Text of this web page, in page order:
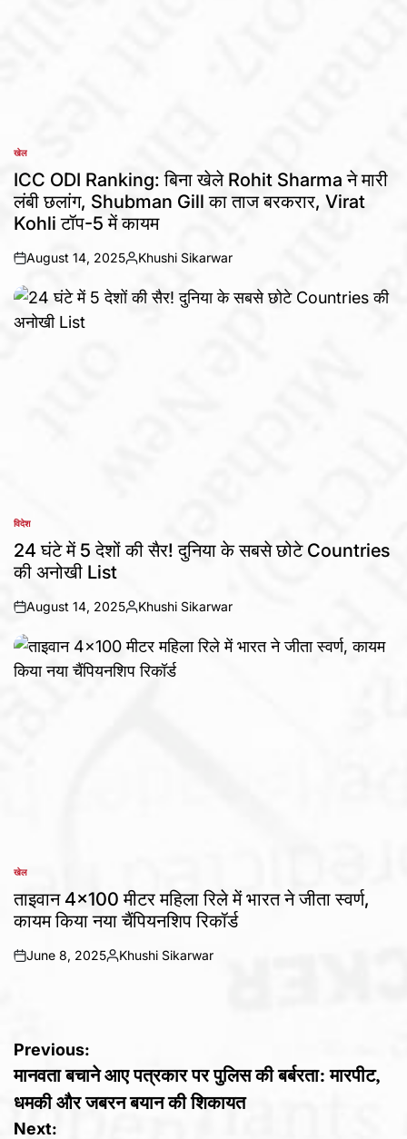
POSTED
IN
खेल
ICC ODI Ranking: बिना खेले Rohit Sharma ने मारी
लंबी छलांग, Shubman Gill का ताज बरकरार, Virat
Kohli टॉप-5 में कायम
on
August 14, 2025
Posted
Khushi Sikarwar
POSTED
IN
विदेश
24 घंटे में 5 देशों की सैर! दुनिया के सबसे छोटे Countries
की अनोखी List
on
August 14, 2025
Posted
Khushi Sikarwar
POSTED
खेल
ताइवान 4×100 मीटर महिला रिले में भारत ने जीता स्वर्ण,
कायम किया नया चैंपियनशिप रिकॉर्ड
on
June 8, 2025
Posted
Khushi Sikarwar
Post
navigation
Previous:
मानवता बचाने आए पत्रकार पर पुलिस की बर्बरता: मारपीट,
धमकी और जबरन बयान की शिकायत
Next: